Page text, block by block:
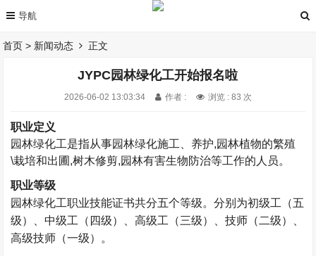
首页 > 新闻动态 正文
JYPC园林绿化工开始报名啦
2026-06-02 13:03:34 作者 : 浏览 : 83 次
职业定义
园林绿化工是指从事园林绿化施工、养护,园林植物的繁殖
\栽培和出圃 ,树木修剪,园林有害生物防治等工作的人员。
职业等级
园林绿化工职业技能证书共分五个等级。分别为初级工（五
级）、中级工（四级）、高级工（三级）、技师（二级）、
高级技师（一级）。